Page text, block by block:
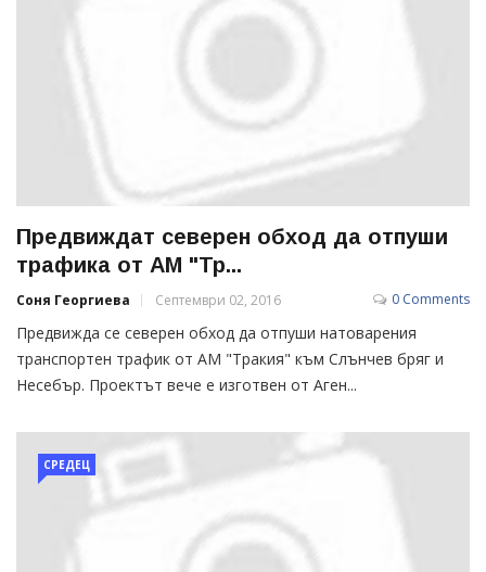
Предвиждат северен обход да отпуши
трафика от АМ "Тр...
Соня Георгиева Септември 02, 2016 0 Comments
Предвижда се северен обход да отпуши натоварения
транспортен трафик от АМ "Тракия" към Слънчев бряг и
Несебър. Проектът вече е изготвен от Аген...
СРЕДЕЦ